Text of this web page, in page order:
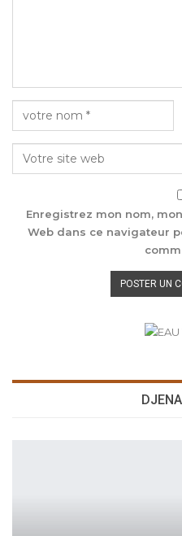
Enregistrez mon nom,
Web dans ce navigateur